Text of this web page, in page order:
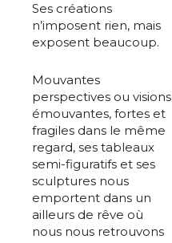
Ses créations
n’imposent rien, mais
exposent beaucoup.
Mouvantes
perspectives ou visions
émouvantes, fortes et
fragiles dans le même
regard, ses tableaux
semi-figuratifs et ses
sculptures nous
emportent dans un
ailleurs de rêve où
nous nous retrouvons